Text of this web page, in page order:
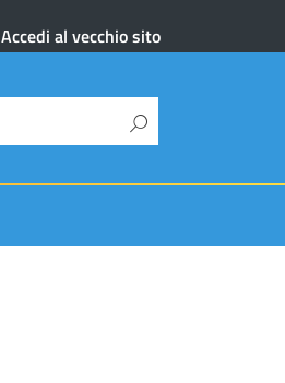
Accedi al vecchio sito